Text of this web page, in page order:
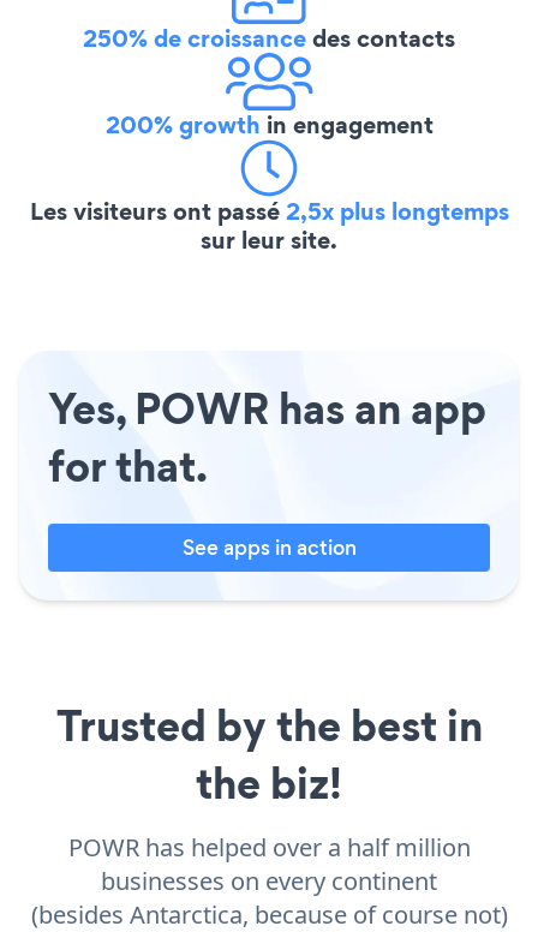
250% de croissancedes contacts
200% growth in engagement
Les visiteurs ont passé2,5x plus longtemps
sur leur site.
Yes, POWR has an app
for that.
See apps in action
Trusted by the best in
the biz!
POWR has helped over a half million
businesses on every continent
(besides Antarctica, because of course not)